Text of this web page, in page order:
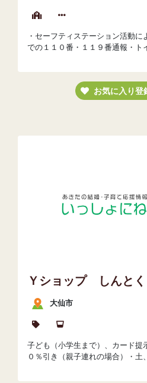
・セーフティステーション活動
での１１０番・１１９番通報・ト
お気に入り登
Ｙショップ しんとく
大仙市
子ども（小学生まで）、カード提
０％引き（親子連れの場合）・土